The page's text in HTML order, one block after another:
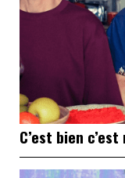
C’est bien